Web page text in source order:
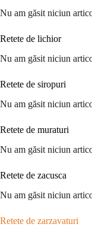
Nu am găsit niciun
Retete de lichior
Nu am găsit niciun
Retete de siropuri
Nu am găsit niciun
Retete de muraturi
Nu am găsit niciun
Retete de zacusca
Nu am găsit niciun
Retete de zarzavaturi